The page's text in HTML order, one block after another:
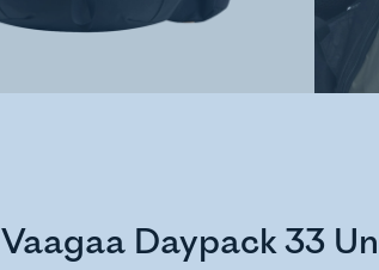
Vaagaa Daypack 33